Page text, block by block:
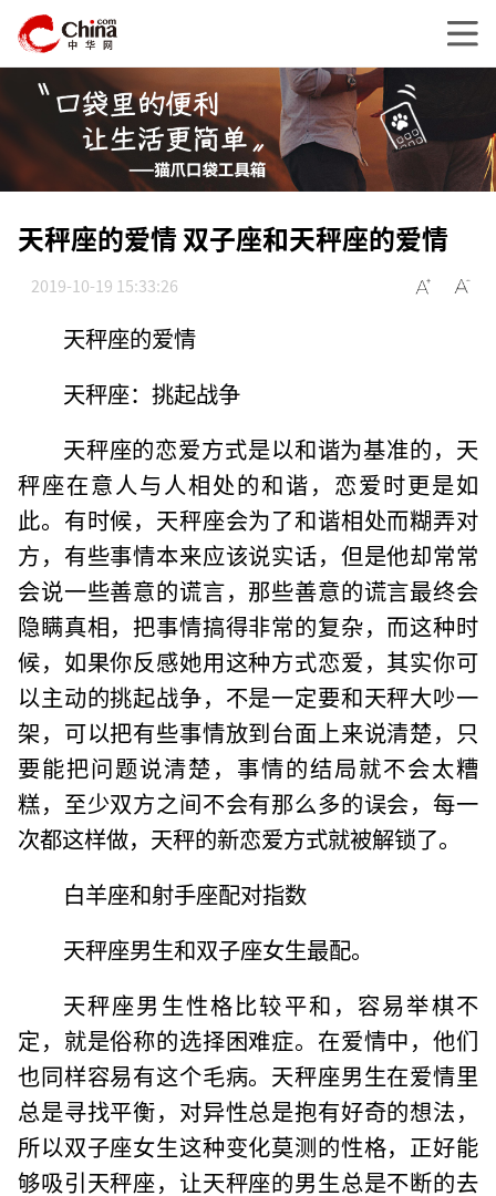
天秤座的爱情 双子座和天秤座的爱情
2019-10-19 15:33:26
天秤座的爱情
天秤座：挑起战争
天秤座的恋爱方式是以和谐为基准的，天
秤座在意人与人相处的和谐，恋爱时更是如
此。有时候，天秤座会为了和谐相处而糊弄对
方，有些事情本来应该说实话，但是他却常常
会说一些善意的谎言，那些善意的谎言最终会
隐瞒真相，把事情搞得非常的复杂，而这种时
候，如果你反感她用这种方式恋爱，其实你可
以主动的挑起战争，不是一定要和天秤大吵一
架，可以把有些事情放到台面上来说清楚，只
要能把问题说清楚，事情的结局就不会太糟
糕，至少双方之间不会有那么多的误会，每一
次都这样做，天秤的新恋爱方式就被解锁了。
白羊座和射手座配对指数
天秤座男生和双子座女生最配。
天秤座男生性格比较平和，容易举棋不
定，就是俗称的选择困难症。在爱情中，他们
也同样容易有这个毛病。天秤座男生在爱情里
总是寻找平衡，对异性总是抱有好奇的想法，
所以双子座女生这种变化莫测的性格，正好能
够吸引天秤座，让天秤座的男生总是不断的去